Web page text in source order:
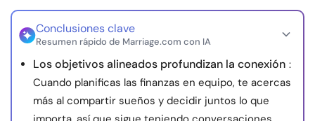
Conclusiones clave
Resumen rápido de Marriage.com con IA
Los objetivos alineados profundizan la conexión :
Cuando planificas las finanzas en equipo, te acercas
más al compartir sueños y decidir juntos lo que